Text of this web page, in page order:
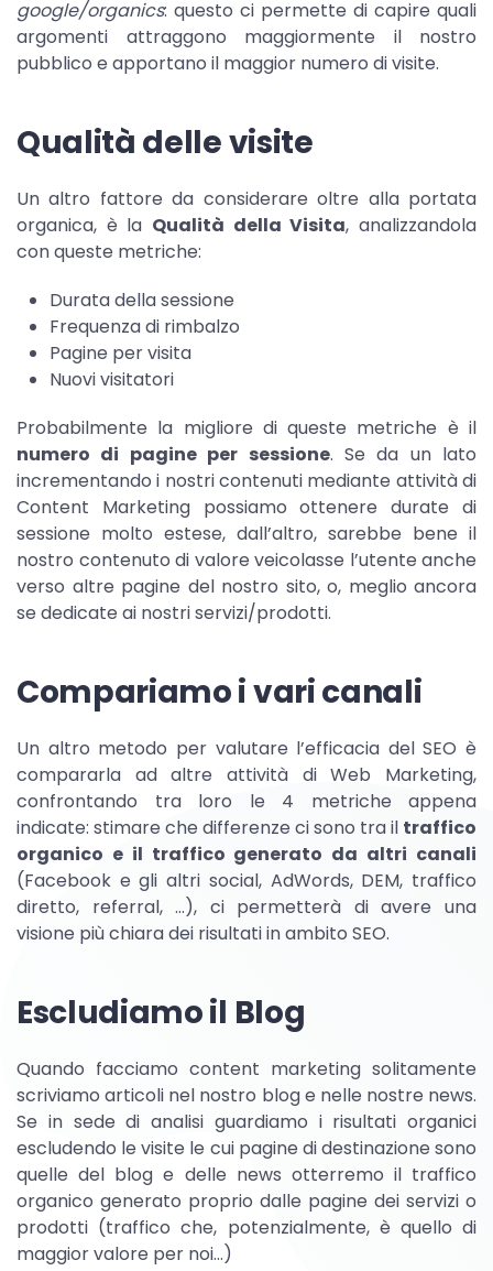
google/organics: questo ci permette di capire quali
argomenti attraggono maggiormente il nostro
pubblico e apportano il maggior numero di visite.
Qualità delle visite
Un altro fattore da considerare oltre alla portata
organica, è la Qualità della Visita, analizzandola
con queste metriche:
Durata della sessione
Frequenza di rimbalzo
Pagine per visita
Nuovi visitatori
Probabilmente la migliore di queste metriche è il
numero di pagine per sessione. Se da un lato
incrementando i nostri contenuti mediante attività di
Content Marketing possiamo ottenere durate di
sessione molto estese, dall’altro, sarebbe bene il
nostro contenuto di valore veicolasse l’utente anche
verso altre pagine del nostro sito, o, meglio ancora
se dedicate ai nostri servizi/prodotti.
Compariamo i vari canali
Un altro metodo per valutare l’efficacia del SEO è
compararla ad altre attività di Web Marketing,
confrontando tra loro le 4 metriche appena
indicate: stimare che differenze ci sono tra il traffico
organico e il traffico generato da altri canali
(Facebook e gli altri social, AdWords, DEM, traffico
diretto, referral, …), ci permetterà di avere una
visione più chiara dei risultati in ambito SEO.
Escludiamo il Blog
Quando facciamo content marketing solitamente
scriviamo articoli nel nostro blog e nelle nostre news.
Se in sede di analisi guardiamo i risultati organici
escludendo le visite le cui pagine di destinazione sono
quelle del blog e delle news otterremo il traffico
organico generato proprio dalle pagine dei servizi o
prodotti (traffico che, potenzialmente, è quello di
maggior valore per noi…)